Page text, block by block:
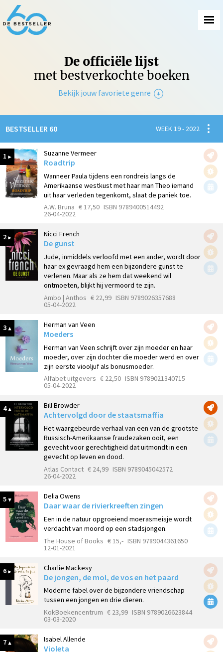
De officiële lijst
met bestverkochte boeken
Bekijk jouw favoriete genre
Fictie
BESTSELLER 60 WEEK 19 - 2022
1 Suzanne Vermeer
Roadtrip
Wanneer Paula tijdens een rondreis langs de
Amerikaanse westkust met haar man Theo iemand
uit haar verleden tegenkomt, slaat de paniek toe.
A.W. Bruna € 17,50 ISBN 9789400514492
26-04-2022
2 Nicci French
De gunst
Jude, inmiddels verloofd met een ander, wordt door
haar ex gevraagd hem een bijzondere gunst te
verlenen. Maar als ze hem dat weekend wil
ontmoeten, blijkt hij vermoord te zijn.
Ambo | Anthos € 22,99 ISBN 9789026357688
05-04-2022
3 Herman van Veen
Moeders
Herman van Veen schrijft over zijn moeder en haar
moeder, over zijn dochter die moeder werd en over
zijn eerste viooljuf als bonusmoeder.
Alfabet uitgevers € 22,50 ISBN 9789021340715
05-04-2022
4 Bill Browder
Achtervolgd door de staatsmaffia
Het waargebeurde verhaal van een van de grootste
Russisch-Amerikaanse fraudezaken ooit, een
gevecht voor gerechtigheid dat uitmondt in een
gevecht op leven en dood.
Atlas Contact € 24,99 ISBN 9789045042572
26-04-2022
5 Delia Owens
Daar waar de rivierkreeften zingen
Een in de natuur opgroeiend moerasmeisje wordt
verdacht van moord op een stadsjongen.
The House of Books € 15,- ISBN 9789044361650
12-01-2021
6 Charlie Mackesy
De jongen, de mol, de vos en het paard
Moderne fabel over de bijzondere vriendschap
tussen een jongen en drie dieren.
KokBoekencentrum € 23,99 ISBN 9789026623844
03-03-2020
7 Isabel Allende
Violeta